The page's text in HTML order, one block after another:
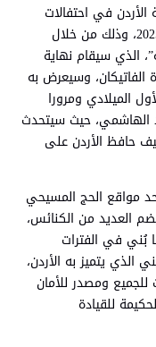
الأردن في احتفالات
الفاتيكان بمناسبة “سنة اليوبيل المقدس 2025، وذلك من خلال
الذي سيقام نهاية
الفاتيكان، وسيعرض به
الميلادي ومرورا
الهاشمي، حيث سيتحدث
حافظ الأردن على
مواقع الحج المسيحي
العديد من الكنائس،
بُني في الفترات
الذي يتميز به الأردن،
للجميع ومصدر للأمان
للقيادة